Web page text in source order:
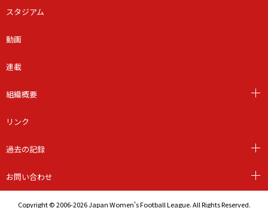
スタジアム
動画
連載
組織概要
リンク
過去の記録
お問い合わせ
Copyright © 2006-2026 Japan Women's Football League. All Rights Reserved.